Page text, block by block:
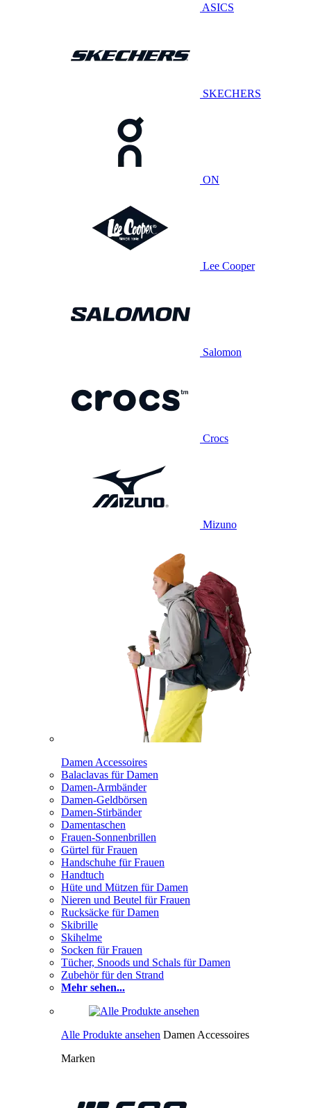
ASICS
SKECHERS
ON
Lee Cooper
Salomon
Crocs
Mizuno
Damen Accessoires
Balaclavas für Damen
Damen-Armbänder
Damen-Geldbörsen
Damen-Stirbänder
Damentaschen
Frauen-Sonnenbrillen
Gürtel für Frauen
Handschuhe für Frauen
Handtuch
Hüte und Mützen für Damen
Nieren und Beutel für Frauen
Rucksäcke für Damen
Skibrille
Skihelme
Socken für Frauen
Tücher, Snoods und Schals für Damen
Zubehör für den Strand
Mehr sehen...
Alle Produkte ansehen Damen Accessoires
Marken